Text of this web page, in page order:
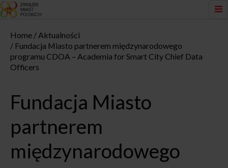
Home
Aktualności
Fundacja Miasto partnerem międzynarodowego
programu CDOA – Academia for Smart City Chief Data
Officers
Fundacja Miasto
partnerem
międzynarodowego